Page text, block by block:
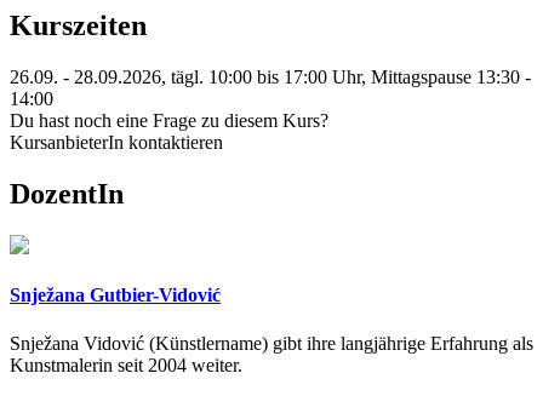
Kurszeiten
26.09. - 28.09.2026, tägl. 10:00 bis 17:00 Uhr, Mittagspause 13:30 -
14:00
Du hast noch eine Frage zu diesem Kurs?
KursanbieterIn kontaktieren
DozentIn
Snježana Gutbier-Vidović
Snježana Vidović (Künstlername) gibt ihre langjährige Erfahrung als
Kunstmalerin seit 2004 weiter.